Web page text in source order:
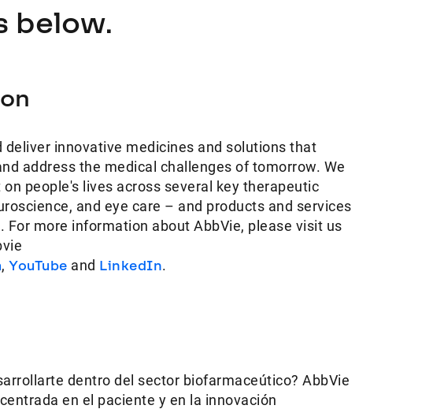
below.
deliver innovative medicines and solutions that
address the medical challenges of tomorrow. We
people's lives across several key therapeutic
and eye care – and products and services
more information about AbbVie, please visit us
,YouTube and LinkedIn.
dentro del sector biofarmaceútico? AbbVie
en el paciente y en la innovación